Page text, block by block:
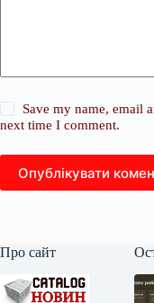
Save my name, email
next time I comment.
Опублікувати
Про сайт